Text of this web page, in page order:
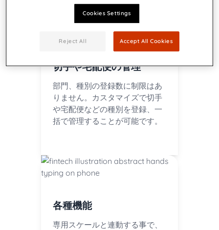
切手や宅配便の管理
部門、種別の登録数に制限はあ
りません。カスタマイズで切手
や宅配便などの種別を登録、一
括で管理することが可能です。
各種機能
専用スケールと連動する事で、
Cookies Settings
Reject All Accept All Cookies